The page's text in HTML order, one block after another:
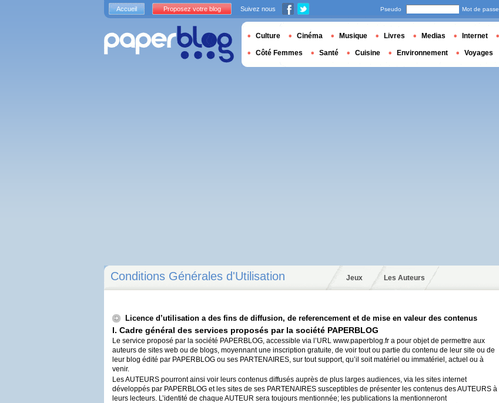
Conditions Générales d'Utilisation Jeux Les Auteurs
Licence d’utilisation a des fins de diffusion, de referencement et de mise en valeur des contenus
I. Cadre général des services proposés par la société PAPERBLOG
Le service proposé par la société PAPERBLOG, accessible via l’URL www.paperblog.fr a pour objet de permettre aux
auteurs de sites web ou de blogs, moyennant une inscription gratuite, de voir tout ou partie du contenu de leur site ou de
leur blog édité par PAPERBLOG ou ses PARTENAIRES, sur tout support, qu’il soit matériel ou immatériel, actuel ou à
venir.
LesAUTEURS pourront ainsi voir leurs contenus diffusés auprès de plus larges audiences, via les sites internet
développés par PAPERBLOG et les sites de ses PARTENAIRES susceptibles de présenter les contenus desAUTEURS à
leurs lecteurs. L’identité de chaque AUTEUR sera toujours mentionnée; les publications la mentionneront
Accueil Proposez votre blog Suivez nous Pseudo Mot de passe
Culture Cinéma Musique Livres Medias Internet
Côté Femmes Santé Cuisine Environnement Voyages